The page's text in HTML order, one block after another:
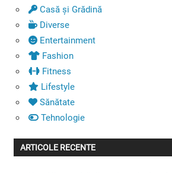
Casă și Grădină
Diverse
Entertainment
Fashion
Fitness
Lifestyle
Sănătate
Tehnologie
ARTICOLE RECENTE